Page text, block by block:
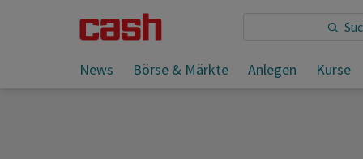
News Börse & Märkte Anlegen Kurse
Sie lesen: